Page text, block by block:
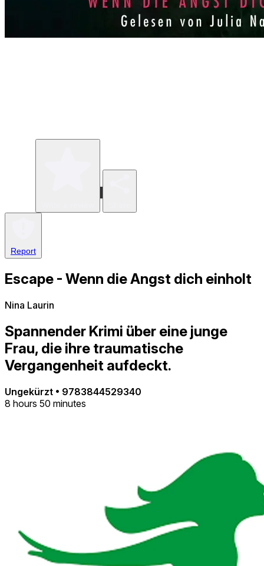
Report
Escape - Wenn die Angst dich einholt
Nina Laurin
Spannender Krimi über eine junge
Frau, die ihre traumatische
Vergangenheit aufdeckt.
Ungekürzt • 9783844529340
8 hours 50 minutes